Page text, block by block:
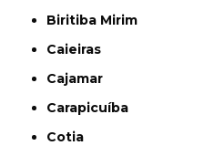
Biritiba Mirim
Caieiras
Cajamar
Carapicuíba
Cotia